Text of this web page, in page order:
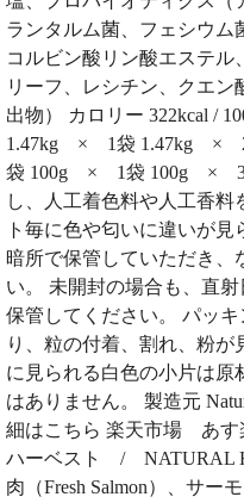
ランタルム菌、フェシウム
コルビン酸リン酸エステル
リーフ、レシチン、クエ
出物） カロリー 322kcal
1.47kg × 1袋 1.47kg ×
袋 100g × 1袋 100g × 30
し、人工着色料や人工香料
ト毎に色や匂いに違いが
暗所で保管していただき、
い。 未開封の場合も、直
保管してください。 パッ
り、粒の付着、割れ、粉が
に見られる白色の小片は原
はありません。 製造元
細はこちら 楽天市場 あ
ハーベスト / NATURAL
肉（Fresh Salmon）、サー